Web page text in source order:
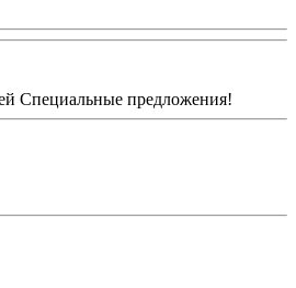
Специальные предложения!